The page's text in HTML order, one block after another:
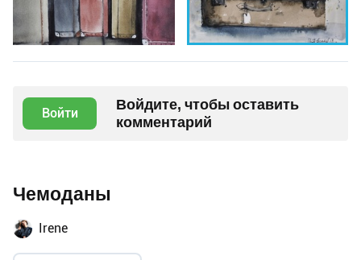
Войти
Войдите, чтобы оставить
комментарий
Чемоданы
Irene